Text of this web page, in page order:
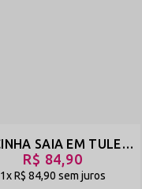
CALCINHA SAIA EM TULE COM BIJU NO BUMBUM - DAMA - PRETO - REF 1181
R$ 84,90
1xR$ 84,90 sem juros